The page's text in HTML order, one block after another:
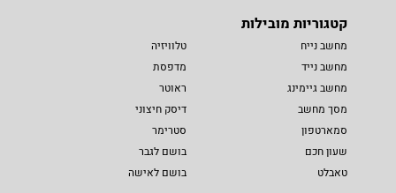
קטגוריות מובילות
מחשב נייח
מחשב נייד
מחשב גיימינג
מסך מחשב
סמארטפון
שעון חכם
טאבלט
טלוויזיה
מדפסת
ראוטר
דיסק חיצוני
סטרימר
בושם לגבר
בושם לאישה